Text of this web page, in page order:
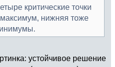
критические точки
нижняя тоже
устойчивое решение